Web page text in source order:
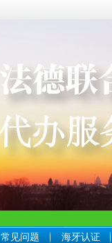
常见问题 海牙认证